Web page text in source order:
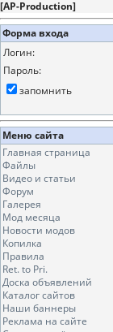
[AP-Production]
Форма входа
Логин:
Пароль:
запомнить
Меню сайта
Главная страница
Файлы
Видео и статьи
Форум
Галерея
Мод месяца
Новости модов
Копилка
Правила
Ret. to Pri.
Доска объявлений
Каталог сайтов
Наши баннеры
Реклама на сайте